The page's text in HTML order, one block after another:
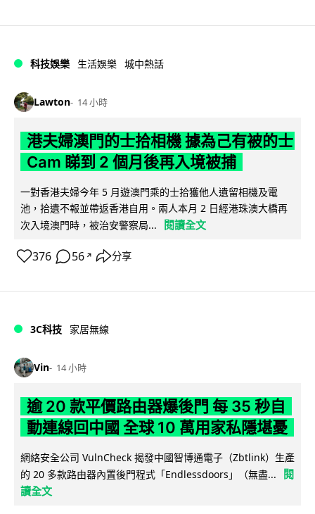
科技娛樂 生活娛樂 城中熱話
Lawton 14 小時
港夫婦澳門的士拾相機 據為己有被的士
Cam 睇到 2 個月後再入境被捕
一對香港夫婦今年 5 月遊澳門乘的士拾獲他人遺留相機及電
池，拾遺不報並帶返香港自用。兩人本月 2 日經港珠澳大橋再
次入境澳門時，被治安警察局...
閱讀全文
376 56 ↗ 分享
3C科技 家居無線
Vin 14 小時
逾 20 款平價路由器爆後門 每 35 秒自
動連線回中國 全球 10 萬用家私隱堪憂
網絡安全公司 VulnCheck 揭發中國智博通電子（Zbtlink）生產
的 20 多款路由器內置後門程式「Endlessdoors」（無盡...
閱
讀全文